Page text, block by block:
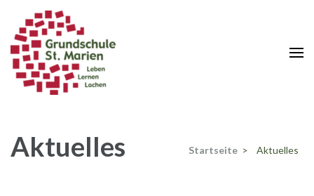
Inhalt
springen
(Enter
drücken)
Aktuelles Startseite > Aktuelles